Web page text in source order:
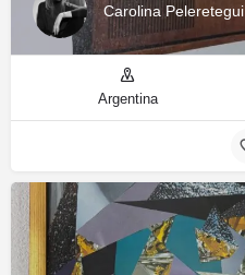
Carolina Peleretegui
Argentina